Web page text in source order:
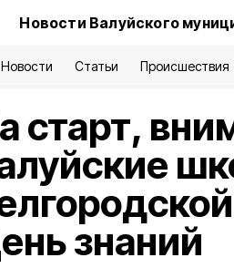
Новости Валуйского
Новости Статьи Происшествия
старт,
знаний